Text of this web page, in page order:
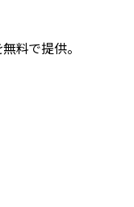
料で提供。